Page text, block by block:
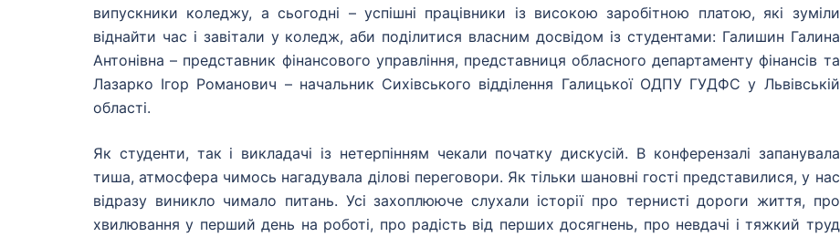
випускники коледжу, а сьогодні – успішні працівники із високою заробітною платою, які зуміли
віднайти час і завітали у коледж, аби поділитися власним досвідом із студентами: Галишин Галина
Антонівна – представник фінансового управління, представниця обласного департаменту фінансів та
Лазарко Ігор Романович – начальник Сихівського відділення Галицької ОДПУ ГУДФС у Львівській
області.
Як студенти, так і викладачі із нетерпінням чекали початку дискусій. В конферензалі запанувала
тиша, атмосфера чимось нагадувала ділові переговори. Як тільки шановні гості представилися, у нас
відразу виникло чимало питань. Усі захоплююче слухали історії про тернисті дороги життя, про
хвилювання у перший день на роботі, про радість від перших досягнень, про невдачі і тяжкий труд